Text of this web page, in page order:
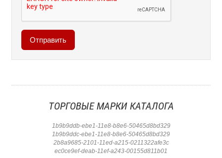
ТОРГОВЫЕ МАРКИ КАТАЛОГА
1b9b9ddb-ebe1-11e8-b8e6-50465d8bd329
1b9b9ddc-ebe1-11e8-b8e6-50465d8bd329
2b8a9685-2101-11ed-a215-0211322afe3c
ec0ce9ef-deab-11ef-a243-00155d811b01